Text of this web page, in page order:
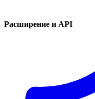
Расширение и API